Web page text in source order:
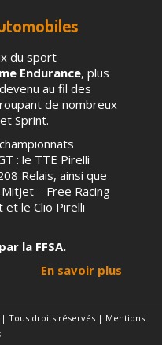
du sport
Endurance, plus
au fil des
de nombreux
Sprint.
: le TTE Pirelli
Relais, ainsi que
– Free Racing
le Clio Pirelli
la FFSA.
En savoir plus
Tous droits réservés | Mentions